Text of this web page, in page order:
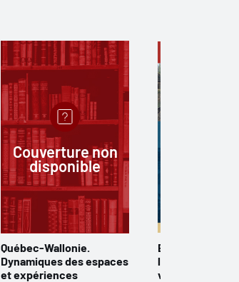
Couverture non
disponible
Québec-Wallonie.
Dynamiques des espaces
et expériences
Entre Empire
les
ville de Québec